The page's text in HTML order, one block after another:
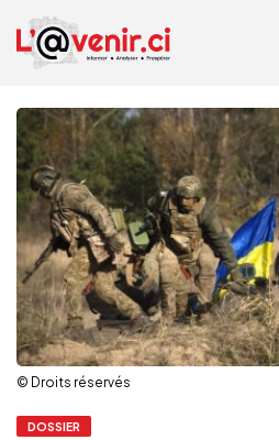
© Droits réservés
DOSSIER